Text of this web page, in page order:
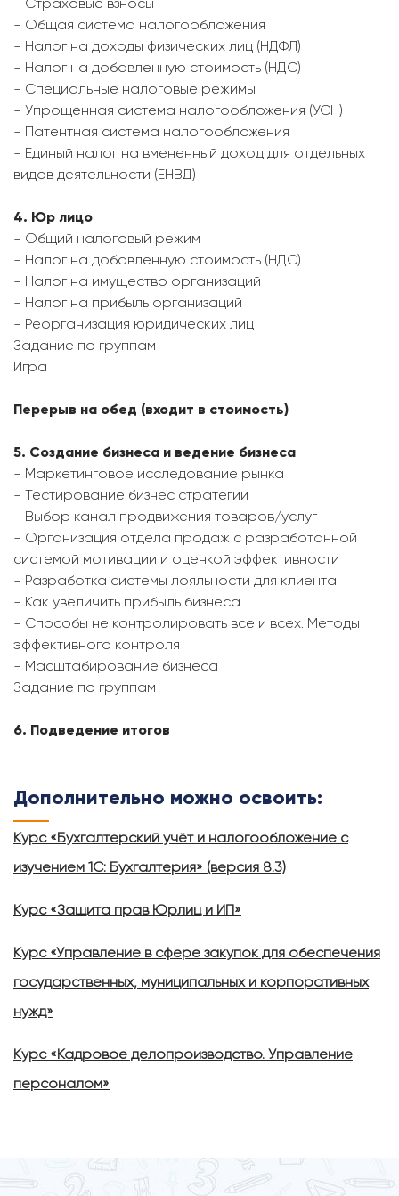
- Общая система налогообложения
- Налог на доходы физических лиц (НДФЛ)
- Налог на добавленную стоимость (НДС)
- Специальные налоговые режимы
- Упрощенная система налогообложения (УСН)
- Патентная система налогообложения
- Единый налог на вмененный доход для отдельных
видов деятельности (ЕНВД)
4. Юр лицо
- Общий налоговый режим
- Налог на добавленную стоимость (НДС)
- Налог на имущество организаций
- Налог на прибыль организаций
- Реорганизация юридических лиц
Задание по группам
Игра
Перерыв на обед (входит в стоимость)
5. Создание бизнеса и ведение бизнеса
- Маркетинговое исследование рынка
- Тестирование бизнес стратегии
- Выбор канал продвижения товаров/услуг
- Организация отдела продаж с разработанной
системой мотивации и оценкой эффективности
- Разработка системы лояльности для клиента
- Как увеличить прибыль бизнеса
- Способы не контролировать все и всех. Методы
эффективного контроля
- Масштабирование бизнеса
Задание по группам
6. Подведение итогов
Дополнительно можно освоить:
Курс «Бухгалтерский учёт и налогообложение с
изучением 1С: Бухгалтерия» (версия 8.3)
Курс «Защита прав Юрлиц и ИП»
Курс «Управление в сфере закупок для обеспечения
государственных, муниципальных и корпоративных
нужд»
Курс «Кадровое делопроизводство. Управление
персоналом»